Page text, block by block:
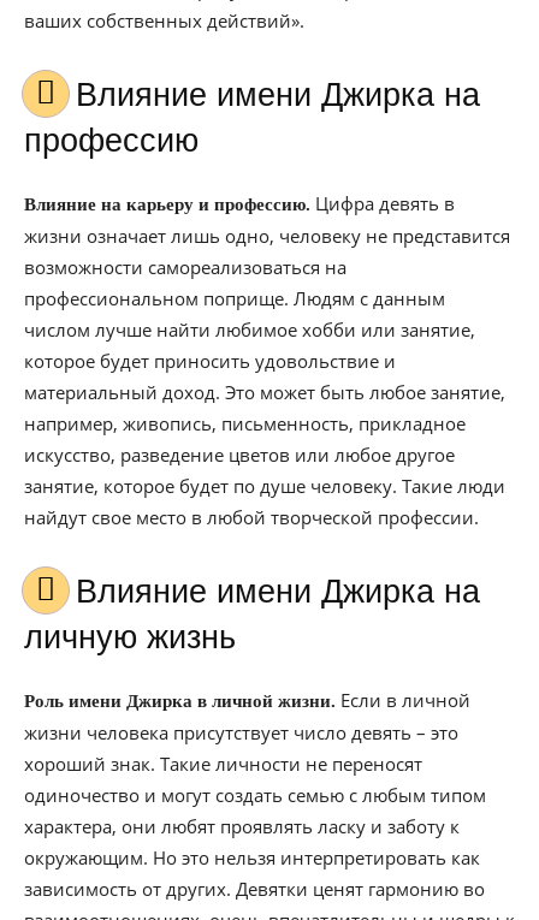
ваших собственных действий».
Влияние имени Джирка на
профессию
Влияние на карьеру и профессию. Цифра девять в
жизни означает лишь одно, человеку не представится
возможности самореализоваться на
профессиональном поприще. Людям с данным
числом лучше найти любимое хобби или занятие,
которое будет приносить удовольствие и
материальный доход. Это может быть любое занятие,
например, живопись, письменность, прикладное
искусство, разведение цветов или любое другое
занятие, которое будет по душе человеку. Такие люди
найдут свое место в любой творческой профессии.
Влияние имени Джирка на
личную жизнь
Роль имени Джирка в личной жизни. Если в личной
жизни человека присутствует число девять – это
хороший знак. Такие личности не переносят
одиночество и могут создать семью с любым типом
характера, они любят проявлять ласку и заботу к
окружающим. Но это нельзя интерпретировать как
зависимость от других. Девятки ценят гармонию во